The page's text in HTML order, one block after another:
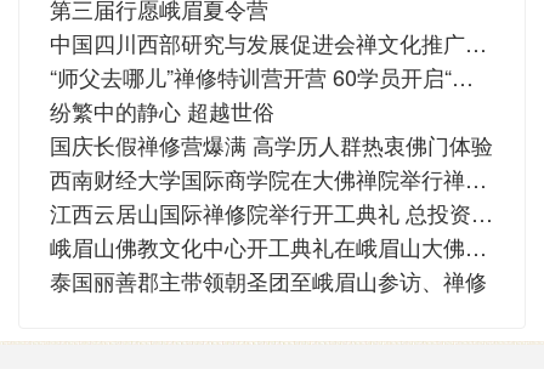
第三届行愿峨眉夏令营
中国四川西部研究与发展促进会禅文化推广委员会在报国寺举行禅文化体验活动
“师父去哪儿”禅修特训营开营 60学员开启“心灵之旅”
纷繁中的静心 超越世俗
国庆长假禅修营爆满 高学历人群热衷佛门体验
西南财经大学国际商学院在大佛禅院举行禅修活动
江西云居山国际禅修院举行开工典礼 总投资4800万
峨眉山佛教文化中心开工典礼在峨眉山大佛禅院隆重举行
泰国丽善郡主带领朝圣团至峨眉山参访、禅修